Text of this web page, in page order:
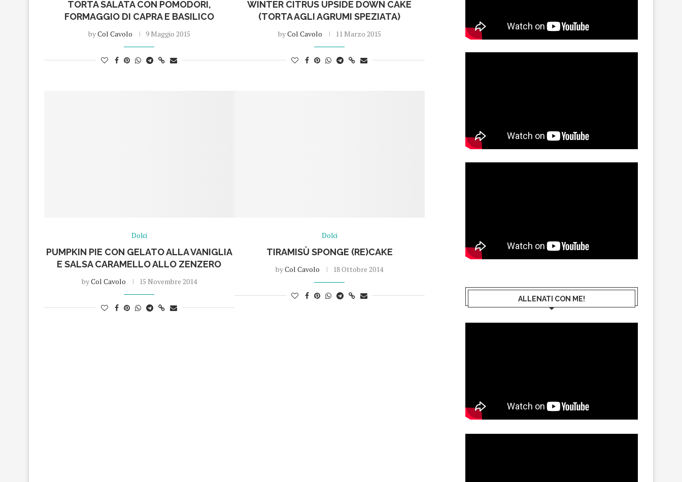
TORTA SALATA CON POMODORI,
FORMAGGIO DI CAPRA E BASILICO
byCol Cavolo 9 Maggio 2015
WINTER CITRUS UPSIDE DOWN CAKE
(TORTA AGLI AGRUMI SPEZIATA)
byCol Cavolo 11 Marzo 2015
Dolci
PUMPKIN PIE CON GELATO ALLA VANIGLIA
E SALSA CARAMELLO ALLO ZENZERO
byCol Cavolo 15 Novembre 2014
Dolci
TIRAMISÙ SPONGE (RE)CAKE
byCol Cavolo 18 Ottobre 2014
ALLENATI CON ME!